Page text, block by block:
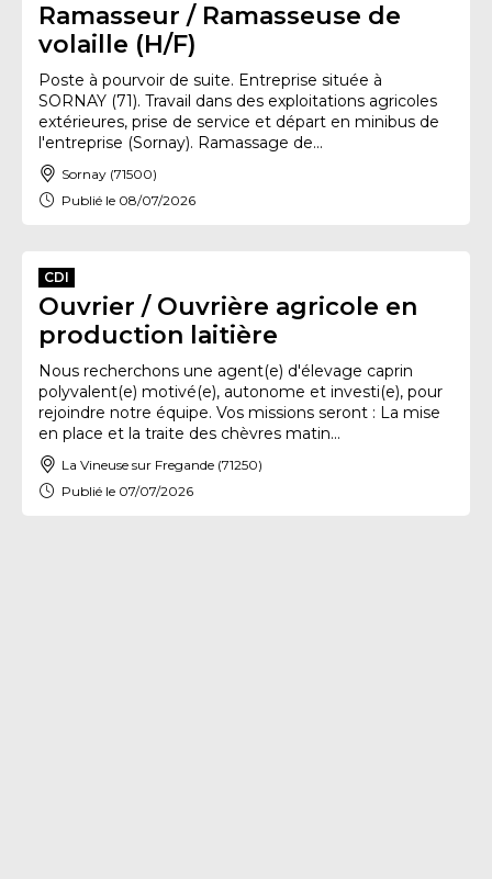
Ramasseur / Ramasseuse de
volaille (H/F)
Poste à pourvoir de suite. Entreprise située à
SORNAY (71). Travail dans des exploitations agricoles
extérieures, prise de service et départ en minibus de
l'entreprise (Sornay). Ramassage de...
Sornay (71500)
Publié le 08/07/2026
CDI
Ouvrier / Ouvrière agricole en
production laitière
Nous recherchons une agent(e) d'élevage caprin
polyvalent(e) motivé(e), autonome et investi(e), pour
rejoindre notre équipe. Vos missions seront : La mise
en place et la traite des chèvres matin...
La Vineuse sur Fregande (71250)
Publié le 07/07/2026